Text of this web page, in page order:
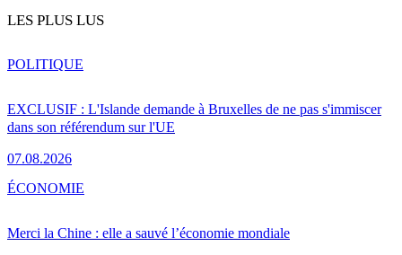
LES PLUS LUS
EXCLUSIF : L'Islande demande à Bruxelles de ne pas s'immiscer
dans son référendum sur l'UE
07.08.2026
POLITIQUE
Merci la Chine : elle a sauvé l’économie mondiale
ÉCONOMIE